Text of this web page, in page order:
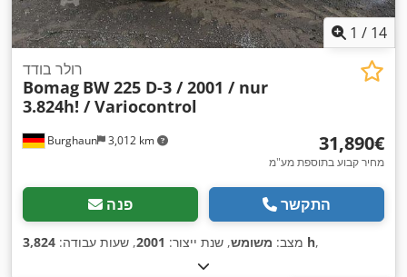
1 / 14
Burghaun 3,012 km
רולר בודד
Bomag BW 225 D-3 / 2001 / nur
3.824h! / Variocontrol
‏31,890 ‏€
מחיר קבוע בתוספת מע"מ
פנה התקשר
מצב: משומש, שנת ייצור: 2001, שעות עבודה: 3,824 h,